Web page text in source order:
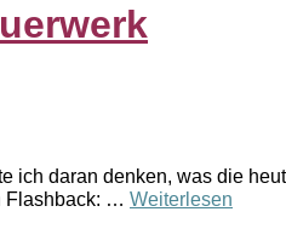
ich daran denken, was die
Flashback: … Weiterlesen